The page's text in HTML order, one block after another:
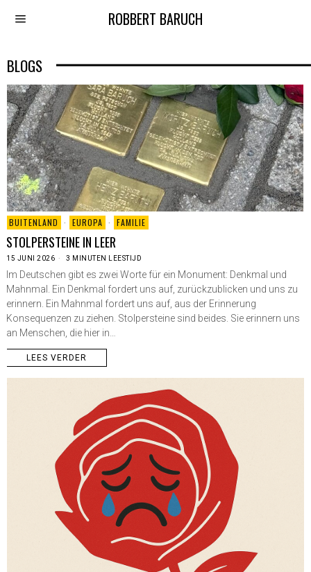
ROBBERT BARUCH
BLOGS
BUITENLAND · EUROPA · FAMILIE
STOLPERSTEINE IN LEER
15 JUNI 2026 3 MINUTEN LEESTIJD
Im Deutschen gibt es zwei Worte für ein Monument: Denkmal und
Mahnmal. Ein Denkmal fordert uns auf, zurückzublicken und uns zu
erinnern. Ein Mahnmal fordert uns auf, aus der Erinnerung
Konsequenzen zu ziehen. Stolpersteine sind beides. Sie erinnern uns
an Menschen, die hier in…
LEES VERDER